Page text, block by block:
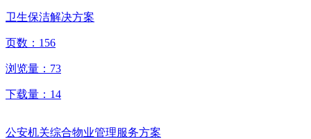
卫生保洁解决方案
页数： 156
浏览量： 73
下载量： 14
公安机关综合物业管理服务方案